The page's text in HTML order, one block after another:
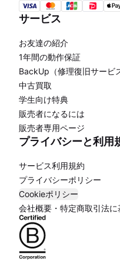
サービス
お友達の紹介
1年間の動作保証
BackUp（修理復旧サービ
中古買取
学生向け特典
販売者になるには
販売者専用ページ
プライバシーと利用
サービス利用規約
プライバシーポリシー
Cookieポリシー
会社概要・特定商取引法